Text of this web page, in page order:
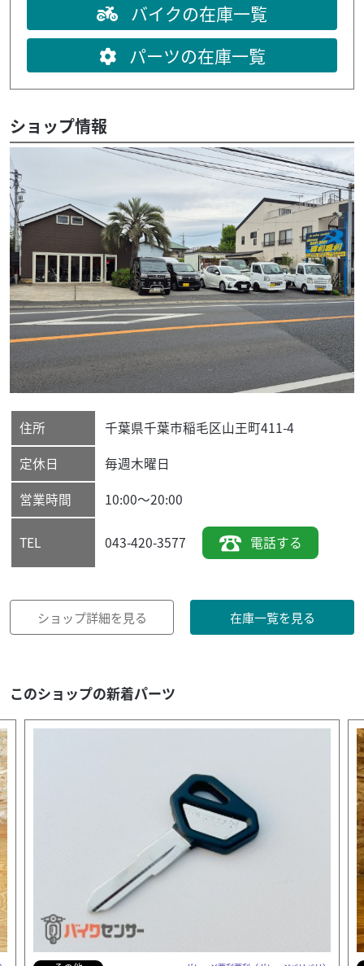
バイクの在庫一覧
パーツの在庫一覧
ショップ情報
住所 千葉県千葉市稲毛区山王町411-4
定休日
毎週木曜日
営業時間
10:00～20:00
TEL 043-420-3577 電話する
ショップ詳細を見る 在庫一覧を見る
このショップの新着パーツ